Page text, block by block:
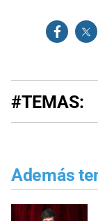
#TEMAS:
Además